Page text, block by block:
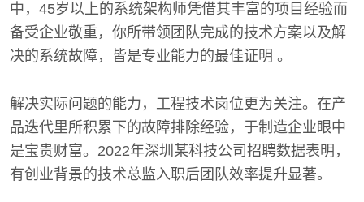
中，45岁以上的系统架构师凭借其丰富的项目经验而
备受企业敬重，你所带领团队完成的技术方案以及解
决的系统故障，皆是专业能力的最佳证明 。
解决实际问题的能力，工程技术岗位更为关注。在产
品迭代里所积累下的故障排除经验，于制造企业眼中
是宝贵财富。2022年深圳某科技公司招聘数据表明，
有创业背景的技术总监入职后团队效率提升显著。